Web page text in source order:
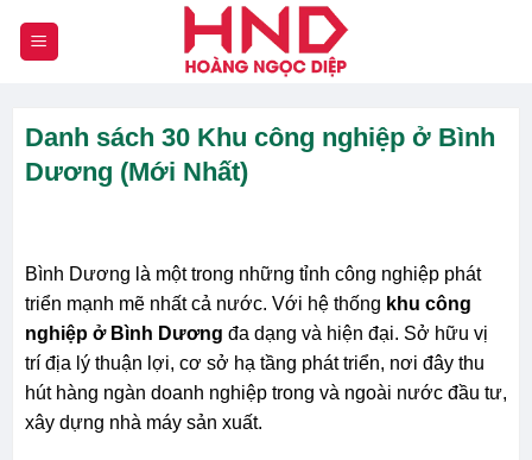
đến
Danh sách 30 Khu công nghiệp ở Bình
Dương (Mới Nhất)
Bình Dương là một trong những tỉnh công nghiệp phát
triển mạnh mẽ nhất cả nước. Với hệ thống khu công
nghiệp ở Bình Dương đa dạng và hiện đại. Sở hữu vị
trí địa lý thuận lợi, cơ sở hạ tầng phát triển, nơi đây thu
hút hàng ngàn doanh nghiệp trong và ngoài nước đầu tư,
xây dựng nhà máy sản xuất.